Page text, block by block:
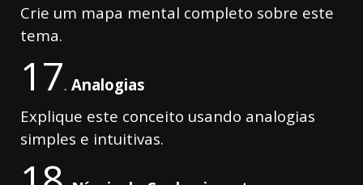
Crie um mapa mental completo sobre este
tema.
17. Analogias
Explique este conceito usando analogias
simples e intuitivas.